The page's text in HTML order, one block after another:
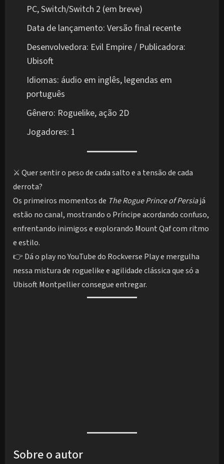
PC, Switch/Switch 2 (em breve)
Data de lançamento: Versão final recente
Desenvolvedora: Evil Empire / Publicadora:
Ubisoft
Idiomas: áudio em inglês, legendas em
português
Gênero: Roguelike, ação 2D
Jogadores: 1
⚔️ Quer sentir o peso de cada salto e a tensão de cada
derrota?
Os primeiros momentos de The Rogue Prince of Persiajá
estão no canal, mostrando o Príncipe acordando confuso,
enfrentando inimigos e explorando Mount Qaf com ritmo
e estilo.
👉 Dá o play no YouTube do Rockverse Play e mergulha
nessa mistura de roguelike e agilidade clássica que só a
Ubisoft Montpellier consegue entregar.
Sobre o autor